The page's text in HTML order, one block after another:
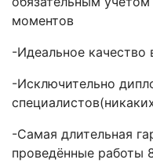
моментов
-Идеальное качество
-Исключительно
-Самая длительная
проведённые работы